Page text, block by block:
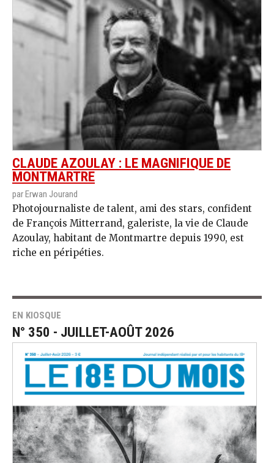
CLAUDE AZOULAY : LE MAGNIFIQUE DE
MONTMARTRE
par Erwan Jourand
Photojournaliste de talent, ami des stars, confident
de François Mitterrand, galeriste, la vie de Claude
Azoulay, habitant de Montmartre depuis 1990, est
riche en péripéties.
EN KIOSQUE
N° 350 - JUILLET-AOÛT 2026